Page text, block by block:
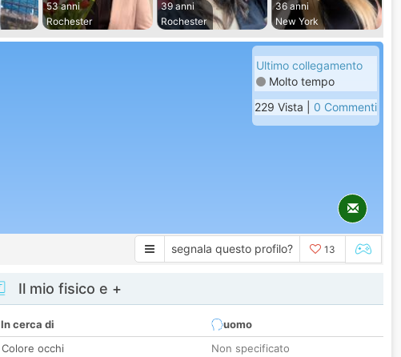
53 anni
Rochester
39 anni
Rochester
36 anni
New York
Ultimo collegamento
Molto tempo
229 Vista | 0 Commenti
segnala questo profilo? 13
Il mio fisico e +
In cerca di
uomo
Colore occhi
Non specificato